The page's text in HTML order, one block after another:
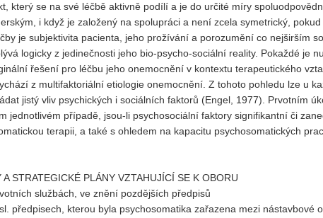
který se na své léčbě aktivně podílí a je do určité míry
i když je založený na spolupráci a není zcela symetrický,
je subjektivita pacienta, jeho prožívání a porozumění co nejširším
logicky z jedinečnosti jeho bio-psycho-sociální reality. Pokaždé je
řešení pro léčbu jeho onemocnění v kontextu terapeutického
z multifaktoriální etiologie onemocnění. Z tohoto pohledu lze u
jistý vliv psychických i sociálních faktorů (Engel, 1977). Prvotním
jednotlivém případě, jsou-li psychosociální faktory signifikantní či
terapii, a také s ohledem na kapacitu psychosomatických
STRATEGICKÉ PLÁNY VZTAHUJÍCÍ SE K OBORU
službách, ve znění pozdějších předpisů
předpisech, kterou byla psychosomatika zařazena mezi nástavbové